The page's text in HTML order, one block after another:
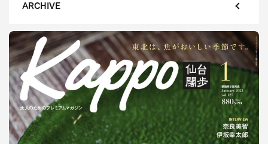
ARCHIVE